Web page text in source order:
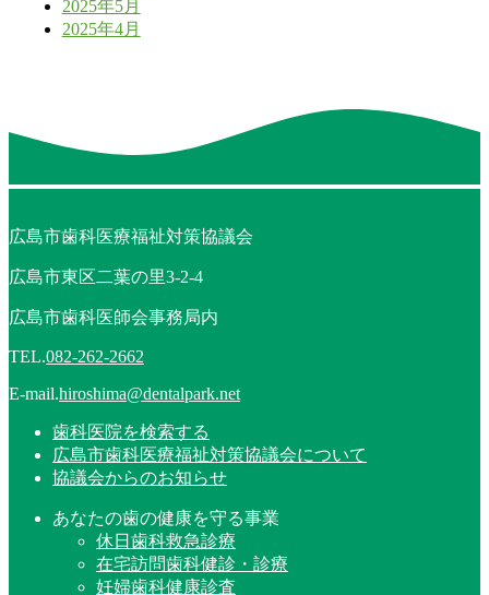
2025年5月
2025年4月
広島市歯科医療福祉対策協議会
広島市東区二葉の里3-2-4
広島市歯科医師会事務局内
TEL.082-262-2662
E-mail.hiroshima@dentalpark.net
歯科医院を検索する
広島市歯科医療福祉対策協議会について
協議会からのお知らせ
あなたの歯の健康を守る事業
休日歯科救急診療
在宅訪問歯科健診・診療
妊婦歯科健康診査